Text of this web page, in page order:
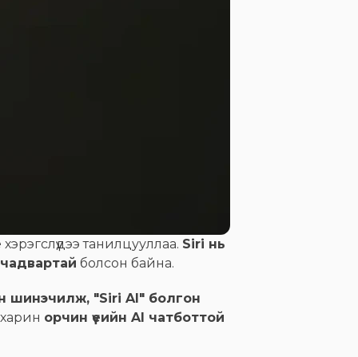
хэрэгслүүдээ танилцууллаа. Siri нь
болсон байна.
шинэчилж, "Siri AI" болгон
орчин үеийн AI чатботтой